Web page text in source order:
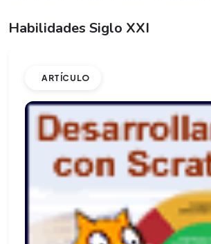
Habilidades Siglo XXI
ARTÍCULO